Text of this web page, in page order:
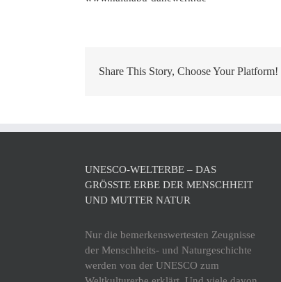
Share This Story, Choose Your Platform!
UNESCO-WELTERBE – DAS
GRÖSSTE ERBE DER MENSCHHEIT U
ND MUTTER NATUR
Nur die bemerkenswertesten Zeugnisse
der Menschheits- und Naturgeschichte
werden von der UNESCO zum